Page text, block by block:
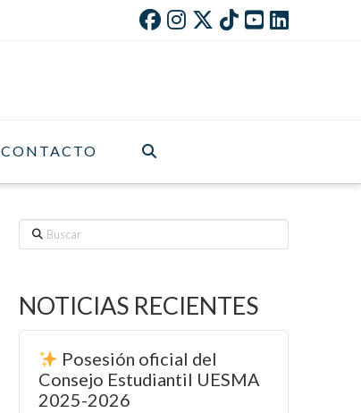
CONTACTO
Buscar
NOTICIAS RECIENTES
Posesión oficial del
Consejo Estudiantil UESMA
2025-2026